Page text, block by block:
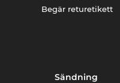
Begär returetikett
Sändning